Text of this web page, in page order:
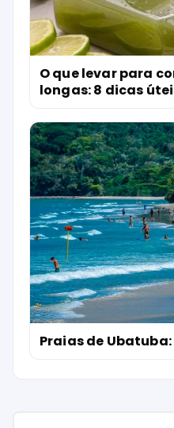
O que levar para
longas: 8 dicas
Praias de